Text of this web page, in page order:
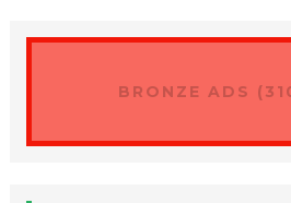
BRONZE ADS